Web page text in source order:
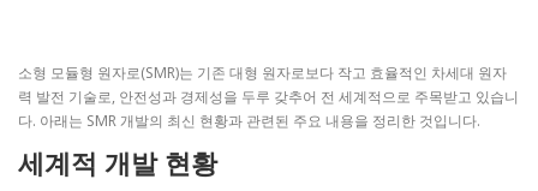
소형 모듈형 원자로(SMR)는 기존 대형 원자로보다 작고 효율적인 차세대 원자
력 발전 기술로, 안전성과 경제성을 두루 갖추어 전 세계적으로 주목받고 있습니
다. 아래는 SMR 개발의 최신 현황과 관련된 주요 내용을 정리한 것입니다.
세계적 개발 현황